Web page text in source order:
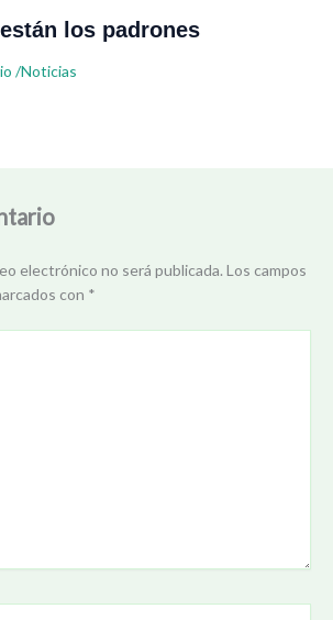
los padrones
/Noticias
electrónico no será publicada. Los campos
con *